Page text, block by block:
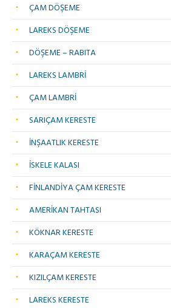
ÇAM DÖŞEME
LAREKS DÖŞEME
DÖŞEME – RABITA
LAREKS LAMBRİ
ÇAM LAMBRİ
SARIÇAM KERESTE
İNŞAATLIK KERESTE
İSKELE KALASI
FİNLANDİYA ÇAM KERESTE
AMERİKAN TAHTASI
KÖKNAR KERESTE
KARAÇAM KERESTE
KIZILÇAM KERESTE
LAREKS KERESTE